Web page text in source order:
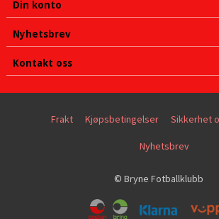
Din konto
Nyhetsbrev
Kontakt oss
Frakt Kjøpsbetingelser Sikkerhet
Nyhetsbrev
© Bryne Fotballklubb